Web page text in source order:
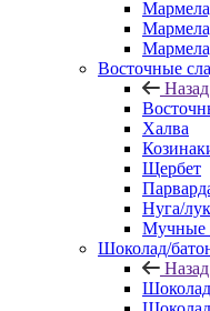
Восточные
Назад
Халва
Щербет
Нуга/
Мучные
Шоколад/
Назад